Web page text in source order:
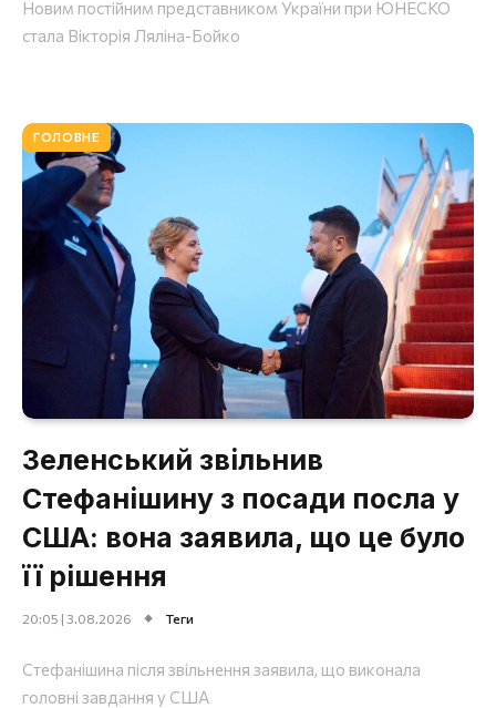
Новим постійним представником України при ЮНЕСКО
стала Вікторія Ляліна-Бойко
ГОЛОВНЕ
Зеленський звільнив
Стефанішину з посади посла у
США: вона заявила, що це було
її рішення
20:05 | 3.08.2026 Теги
Стефанішина після звільнення заявила, що виконала
головні завдання у США